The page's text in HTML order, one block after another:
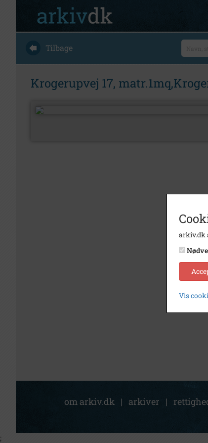
Tilbage
Krogerupvej 17,
om arkiv.dk | arkiver |
arkiv.dk
Vis
;